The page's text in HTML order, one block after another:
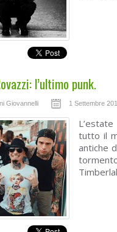
l’ultimo punk.
Giovannelli 1 Settembre
tutto il
antiche